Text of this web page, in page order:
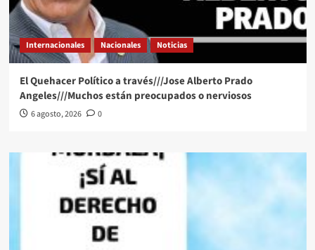
Internacionales Nacionales Noticias
El Quehacer Político a través///Jose Alberto Prado
Angeles///Muchos están preocupados o nerviosos
6 agosto, 2026 0